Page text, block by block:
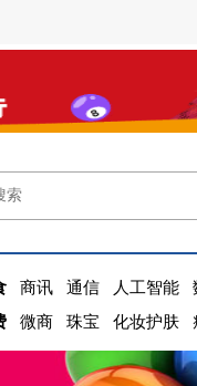
商讯 通信 人工智能
微商 珠宝 化妆护肤